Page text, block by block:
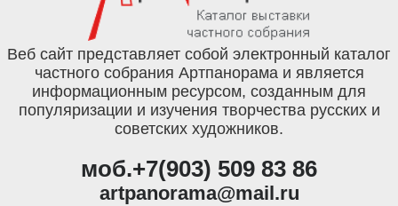
Веб сайт представляет собой электронный каталог
частного собрания Артпанорама и является
информационным ресурсом, созданным для
популяризации и изучения творчества русских и
советских художников.
моб.+7(903) 509 83 86
artpanorama@mail.ru